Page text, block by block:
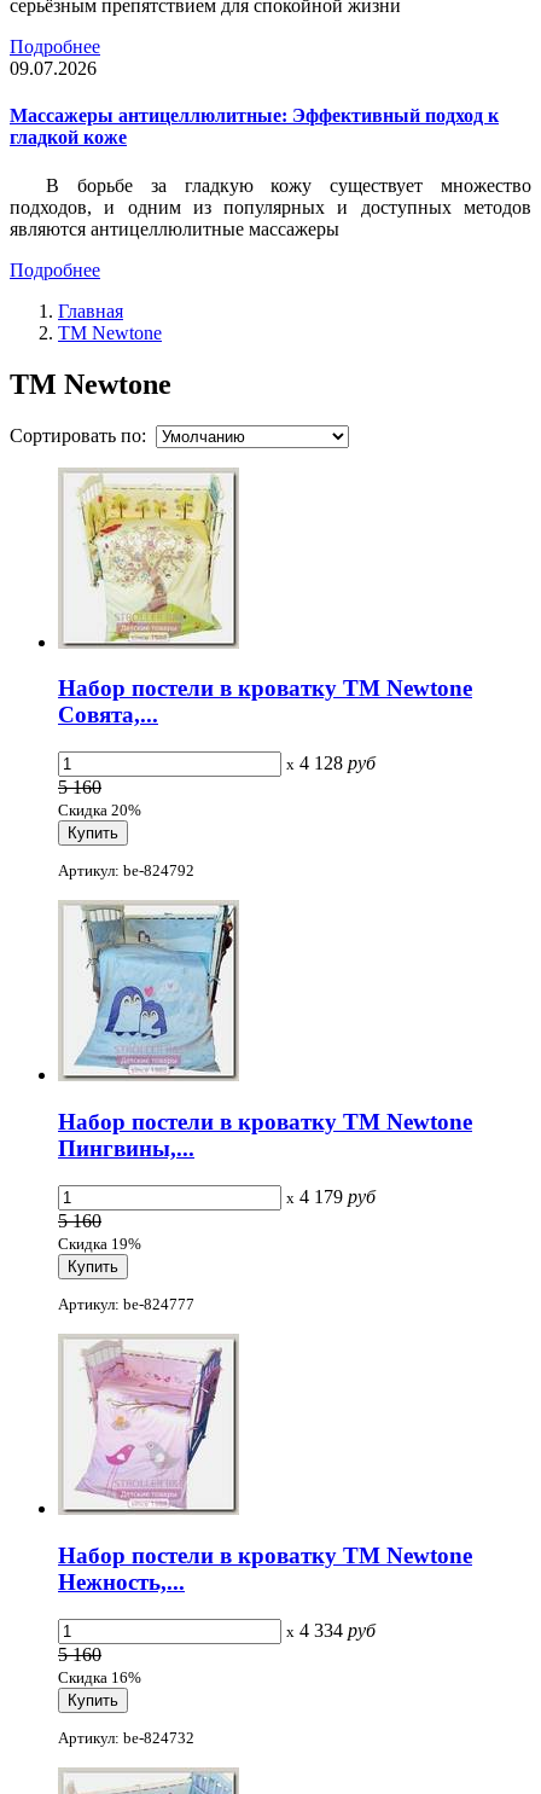
серьёзным препятствием для спокойной жизни
Подробнее
09.07.2026
Массажеры антицеллюлитные: Эффективный подход к
гладкой коже
В борьбе за гладкую кожу существует множество
подходов, и одним из популярных и доступных методов
являются антицеллюлитные массажеры
Подробнее
Главная
ТМ Newtone
ТМ Newtone
Сортировать по:
Набор постели в кроватку ТМ Newtone
Совята,...
x 4 128 руб
5 160
Скидка 20%
Артикул: be-824792
Набор постели в кроватку ТМ Newtone
Пингвины,...
x 4 179 руб
5 160
Скидка 19%
Артикул: be-824777
Набор постели в кроватку ТМ Newtone
Нежность,...
x 4 334 руб
5 160
Скидка 16%
Артикул: be-824732